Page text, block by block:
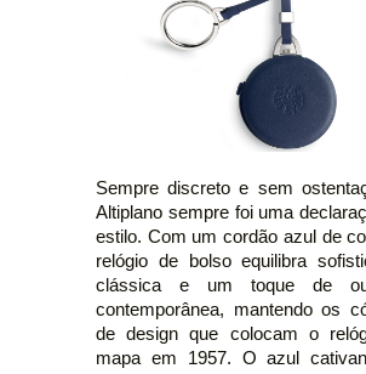
Sempre discreto e sem
Altiplano sempre foi uma
estilo. Com um cordão azul de
relógio de bolso equilibra
clássica e um toque de
contemporânea, mantendo os
de design que colocam o
mapa em 1957. O azul